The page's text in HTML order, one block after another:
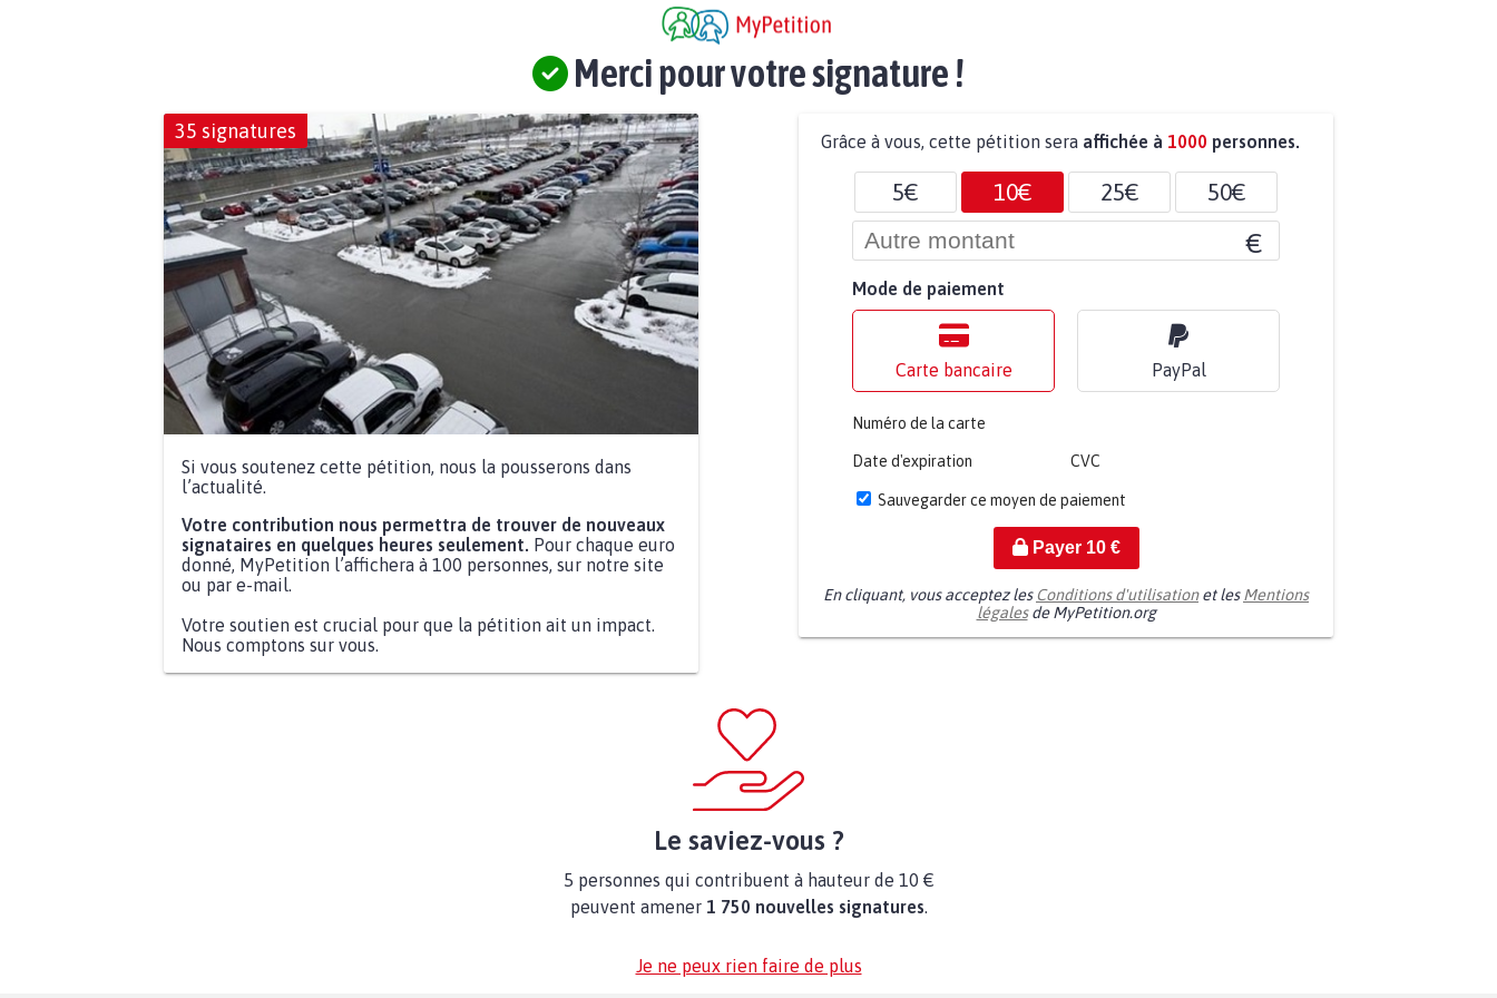
Merci pour votre signature !
35 signatures
Si vous soutenez cette pétition, nous la pousserons dans
l’actualité.
Votre contribution nous permettra de trouver de nouveaux
signataires en quelques heures seulement. Pour chaque euro
donné, MyPetition l’affichera à 100 personnes, sur notre site
ou par e-mail.
Votre soutien est crucial pour que la pétition ait un impact.
Nous comptons sur vous.
Grâce à vous, cette pétition sera affichée à 1000 personnes.
5€ 10€ 25€ 50€
€
Mode de paiement
Carte bancaire PayPal
Numéro de la carte
Date d'expiration CVC
Sauvegarder ce moyen de paiement
Payer 10€
En cliquant, vous acceptez les Conditions d'utilisationet lesMentions
légalesde MyPetition.org
Le saviez-vous ?
5 personnes qui contribuent à hauteur de 10 €
peuvent amener 1 750 nouvelles signatures.
Je ne peux rien faire de plus